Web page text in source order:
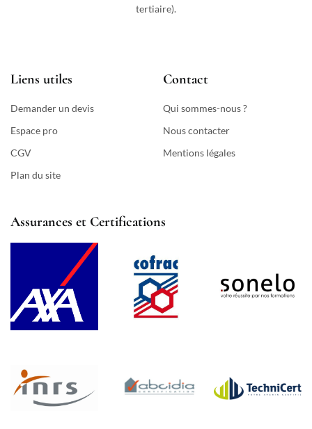
tertiaire).
Liens utiles
Demander un devis
Espace pro
CGV
Plan du site
Contact
Qui sommes-nous ?
Nous contacter
Mentions légales
Assurances et Certifications